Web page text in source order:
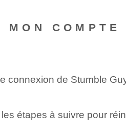
COMPTE
connexion de Stumble
étapes à suivre pour